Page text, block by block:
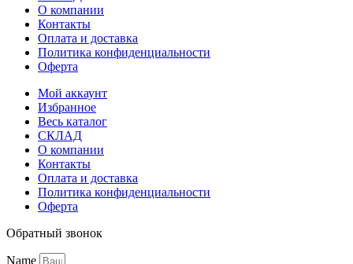
О компании
Контакты
Оплата и доставка
Политика конфиденциальности
Оферта
Мой аккаунт
Избранное
Весь каталог
СКЛАД
О компании
Контакты
Оплата и доставка
Политика конфиденциальности
Оферта
Обратный звонок
Name